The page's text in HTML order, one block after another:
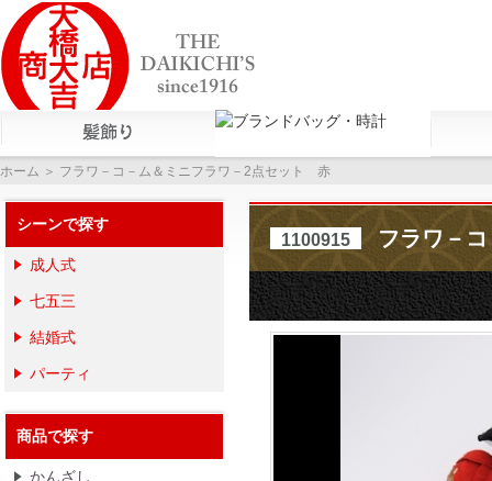
ホーム ＞ フラワ－コ－ム＆ミニフラワ－2点セット 赤
1100915 フラワ－
シーンで探す
成人式
七五三
結婚式
パーティ
商品で探す
かんざし